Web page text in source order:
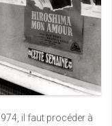
il faut procéder à